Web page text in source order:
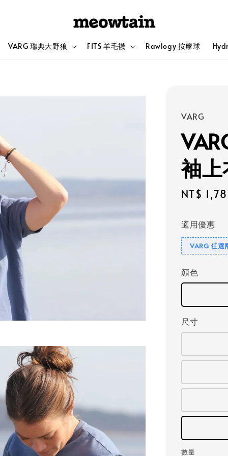
VARG 瑞典大野狼 FITS 羊毛襪 Rawlogy 按摩球
VARG
袖
Sale
NT$
適用優惠
VARG 任選
顏色
尺寸
數量